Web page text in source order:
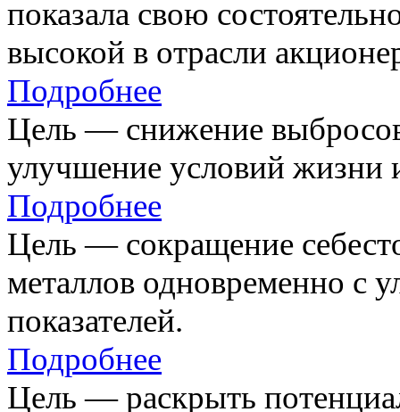
показала свою
высокой в отрасли
Подробнее
Цель — снижение
улучшение условий жизни
Подробнее
Цель — сокращение
металлов одновременно с
показателей.
Подробнее
Цель — раскрыть